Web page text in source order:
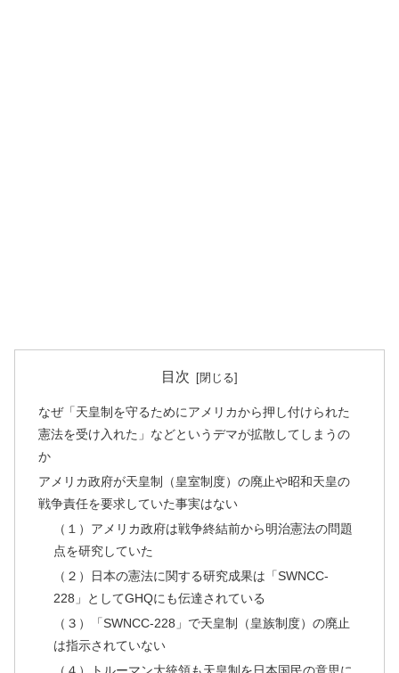
目次
なぜ「天皇制を守るためにアメリカから押し付けられた
憲法を受け入れた」などというデマが拡散してしまうの
か
アメリカ政府が天皇制（皇室制度）の廃止や昭和天皇の
戦争責任を要求していた事実はない
（１）アメリカ政府は戦争終結前から明治憲法の問題
点を研究していた
（２）日本の憲法に関する研究成果は「SWNCC-
228」としてGHQにも伝達されている
（３）「SWNCC-228」で天皇制（皇族制度）の廃止
は指示されていない
（４）トルーマン大統領も天皇制を日本国民の意思に